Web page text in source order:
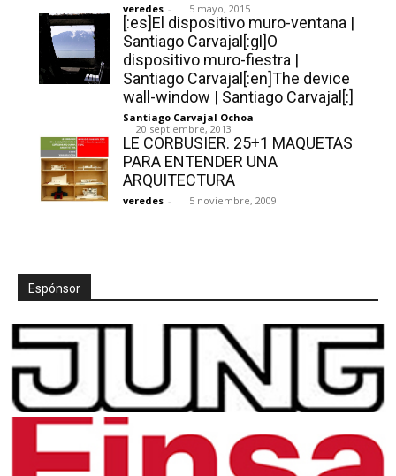
veredes - 5 mayo, 2015
[:es]El dispositivo muro-ventana |
Santiago Carvajal[:gl]O
dispositivo muro-fiestra |
Santiago Carvajal[:en]The device
wall-window | Santiago Carvajal[:]
Santiago Carvajal Ochoa -
20 septiembre, 2013
LE CORBUSIER. 25+1 MAQUETAS
PARA ENTENDER UNA
ARQUITECTURA
veredes - 5 noviembre, 2009
Espónsor